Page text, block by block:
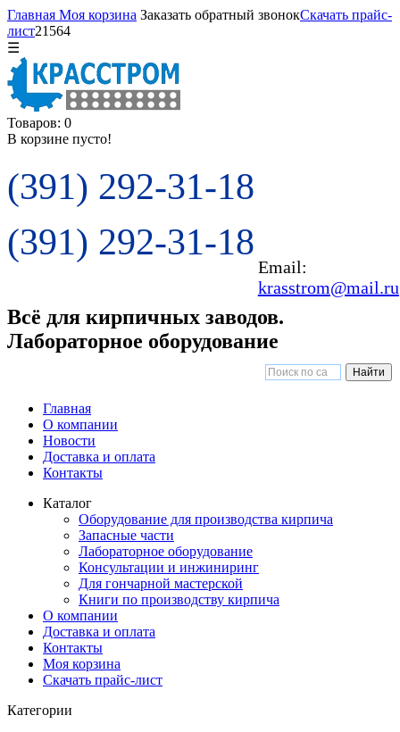
Главная Моя корзина Заказать обратный звонокСкачать прайс-
лист21564
☰
Товаров: 0
В корзине пусто!
(391) 292-31-18
(391) 292-31-18
Email:
krasstrom@mail.ru
Всё для кирпичных заводов.
Лабораторное оборудование
Главная
О компании
Новости
Доставка и оплата
Контакты
Каталог
Оборудование для производства кирпича
Запасные части
Лабораторное оборудование
Консультации и инжиниринг
Для гончарной мастерской
Книги по производству кирпича
О компании
Доставка и оплата
Контакты
Моя корзина
Скачать прайс-лист
Категории